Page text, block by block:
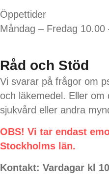
Öppettider
Måndag – Fredag 10.00
Råd och Stöd
Vi svarar på frågor om
och läkemedel. Eller
sjukvård eller andra
OBS! Vi tar endast
Stockholms län.
Kontakt: Vardagar kl